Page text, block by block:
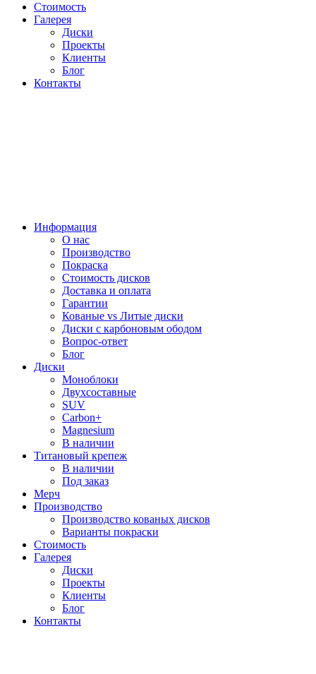
Стоимость
Галерея
Диски
Проекты
Клиенты
Блог
Контакты
Информация
О нас
Производство
Покраска
Стоимость дисков
Доставка и оплата
Гарантии
Кованые vs Литые диски
Диски с карбоновым ободом
Вопрос-ответ
Блог
Диски
Моноблоки
Двухсоставные
SUV
Carbon+
Magnesium
В наличии
Титановый крепеж
В наличии
Под заказ
Мерч
Производство
Производство кованых дисков
Варианты покраски
Стоимость
Галерея
Диски
Проекты
Клиенты
Блог
Контакты